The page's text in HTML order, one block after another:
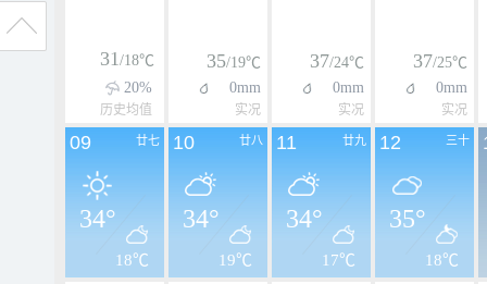
31/18℃
20%
历史均值
35/19℃
0mm
实况
37/24℃
0mm
实况
37/25℃
0mm
实况
廿七
09
34°
18℃
廿八
10
34°
19℃
廿九
11
34°
17℃
三十
12
35°
18℃